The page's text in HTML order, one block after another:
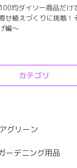
100均ダイソー商品だけ
せ植えづくりに挑戦！
編～
カテゴリ
グリーン
ーデニング用品